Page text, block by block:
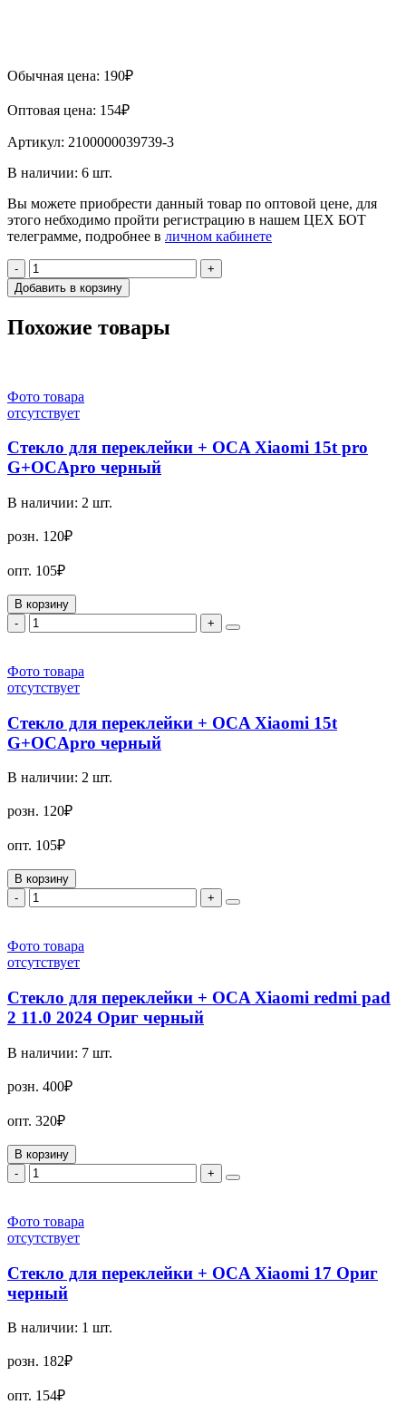
Обычная цена: 190₽
Оптовая цена: 154₽
Артикул: 2100000039739-3
В наличии: 6 шт.
Вы можете приобрести данный товар по оптовой цене, для
этого небходимо пройти регистрацию в нашем ЦЕХ БОТ
телеграмме, подробнее в личном кабинете
-
+
Добавить в корзину
Похожие товары
Фото товара
отсутствует
Стекло для переклейки + OCA Xiaomi 15t pro
G+OCApro черный
В наличии: 2 шт.
розн. 120₽
опт. 105₽
В корзину
-
+
Фото товара
отсутствует
Стекло для переклейки + OCA Xiaomi 15t
G+OCApro черный
В наличии: 2 шт.
розн. 120₽
опт. 105₽
В корзину
-
+
Фото товара
отсутствует
Стекло для переклейки + OCA Xiaomi redmi pad
2 11.0 2024 Ориг черный
В наличии: 7 шт.
розн. 400₽
опт. 320₽
В корзину
-
+
Фото товара
отсутствует
Стекло для переклейки + OCA Xiaomi 17 Ориг
черный
В наличии: 1 шт.
розн. 182₽
опт. 154₽